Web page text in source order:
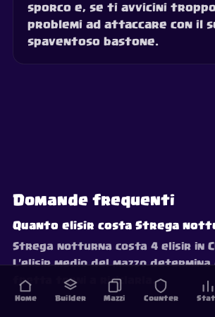
sporco e, se ti avvicini
problemi ad attaccare con il
spaventoso bastone.
Home Builder Mazzi Counter
Domande frequenti
Quanto elisir costa Strega
Strega notturna costa 4 elisir in
L'elisir medio del mazzo determina
fretta torni a riciclarla.